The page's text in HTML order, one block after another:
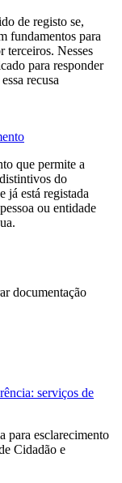
de registo se,
fundamentos para
terceiros. Nesses
para responder
recusa
que permite a
do
já está registada
ou entidade
documentação
serviços de
para esclarecimento
Cidadão e